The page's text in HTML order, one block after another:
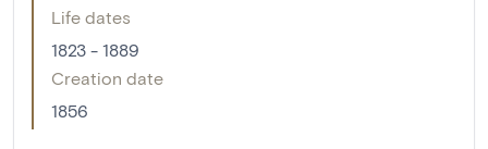
Life dates
1823 - 1889
Creation date
1856